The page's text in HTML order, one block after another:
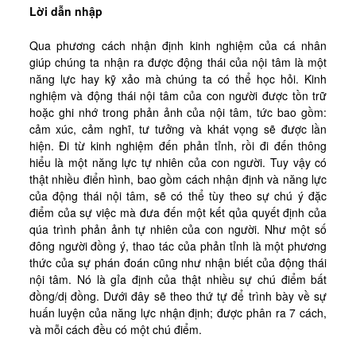
Được Làm Môn Đệ
Trên Đường LBTM
Thao Luyện Nhẹ Nhàng
Xin Cho Con Gặp Được Chúa
Tài Liệu
Sách Linh Thao
Chú Giải Linh Thao
Khóa HD Linh hướng
Linh Thao Tám Ngày
Linh Thao Mười Ngày
Linh Thao 30 Ngày
Linh Thao Trong Cuộc Sống
Lời dẫn nhập
Qua phương cách nhận định kinh nghiệm của cá nhân
giúp chúng ta nhận ra được động thái của nội tâm là một
năng lực hay kỹ xảo mà chúng ta có thể học hỏi. Kinh
nghiệm và động thái nội tâm của con người được tồn trữ
hoặc ghi nhớ trong phản ảnh của nội tâm, tức bao gồm:
cảm xúc, cảm nghĩ, tư tưởng và khát vọng sẽ được lần
hiện. Đi từ kinh nghiệm đến phản tỉnh, rồi đi đến thông
hiểu là một năng lực tự nhiên của con người. Tuy vậy có
thật nhiều điển hình, bao gồm cách nhận định và năng lực
của động thái nội tâm, sẽ có thể tùy theo sự chú ý đặc
điểm của sự việc mà đưa đến một kết qủa quyết định của
qúa trình phản ảnh tự nhiên của con người. Như một số
đông người đồng ý, thao tác của phản tỉnh là một phương
thức của sự phán đoán cũng như nhận biết của động thái
nội tâm. Nó là gỉa định của thật nhiều sự chú điểm bất
đồng/dị đồng. Dưới đây sẽ theo thứ tự để trình bày về sự
huấn luyện của năng lực nhận định; được phân ra 7 cách,
và mỗi cách đều có một chú điểm.